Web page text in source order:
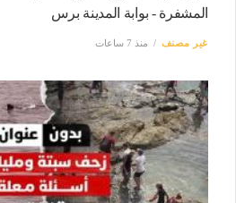
المشفرة - بوابة المدينة برس
غير مصنف منذ 7 ساعات